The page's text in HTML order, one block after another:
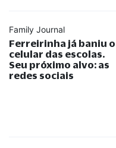
Family Journal
Ferreirinha já baniu o
celular das escolas.
Seu próximo alvo: as
redes sociais